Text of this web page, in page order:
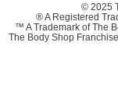
© 2025
® A Registered
™ A Trademark of The
The Body Shop